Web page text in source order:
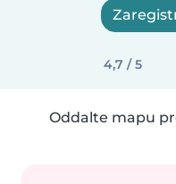
4,7 / 5
Oddalte mapu